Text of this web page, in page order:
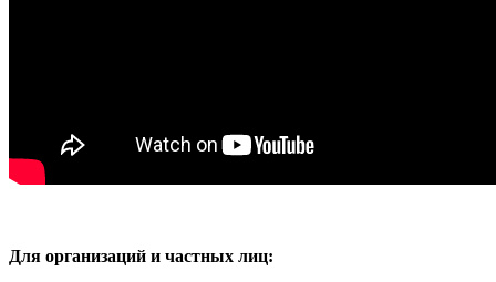
Для организаций и частных лиц: